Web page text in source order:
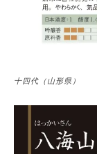
十四代（山形県）